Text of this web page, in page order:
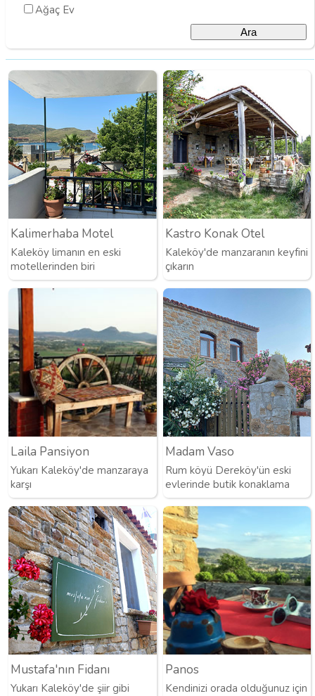
Ağaç Ev
Kalimerhaba Motel
Kaleköy limanın en eski
motellerinden biri
Kastro Konak Otel
Kaleköy'de manzaranın keyfini
çıkarın
Laila Pansiyon
Yukarı Kaleköy'de manzaraya
karşı
Madam Vaso
Rum köyü Dereköy'ün eski
evlerinde butik konaklama
Mustafa'nın Fidanı
Yukarı Kaleköy'de şiir gibi
Panos
Kendinizi orada olduğunuz için